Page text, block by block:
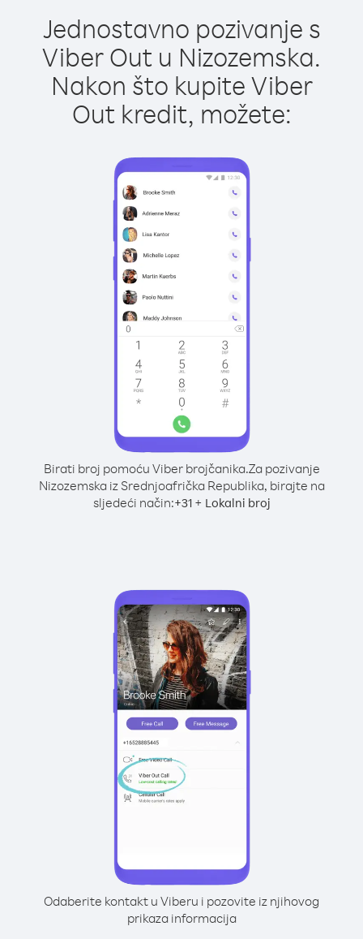
Jednostavno pozivanje s
Viber Out u Nizozemska.
Nakon što kupite Viber
Out kredit, možete:
Birati broj pomoću Viber brojčanika.Za pozivanje
Nizozemska iz Srednjoafrička Republika, birajte na
sljedeći način:+31+ Lokalni broj
Odaberite kontakt u Viberu i pozovite iz njihovog
prikaza informacija